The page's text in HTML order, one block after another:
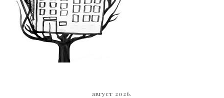
август 2026.